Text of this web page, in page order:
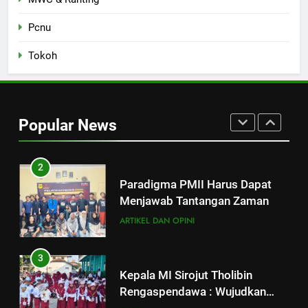
Pcnu
Tokoh
Popular News
2
Menjawab Tantangan Zaman
3
Kepala MI Sirojut Tholibin
Rengaspendawa : Wujudkan
Madrasah Bahagia
BERITA
4
Selamat Jalan, Rois Syuriah NU
Ranting Jagalempeni, Ustad